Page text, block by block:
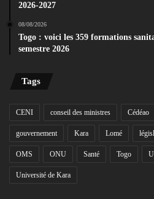
2026-2027
08/08/2026
Togo : voici les 359 formations
semestre 2026
Tags
CENI conseil des ministres Cédéao
gouvernement Kara Lomé
OMS ONU Santé Togo
Université de Kara